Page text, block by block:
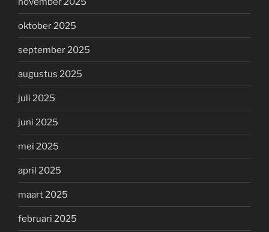
oktober 2025
september 2025
augustus 2025
juli 2025
juni 2025
mei 2025
april 2025
maart 2025
februari 2025